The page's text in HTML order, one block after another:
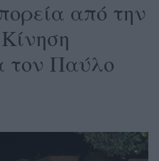
από την
τον Παύλο